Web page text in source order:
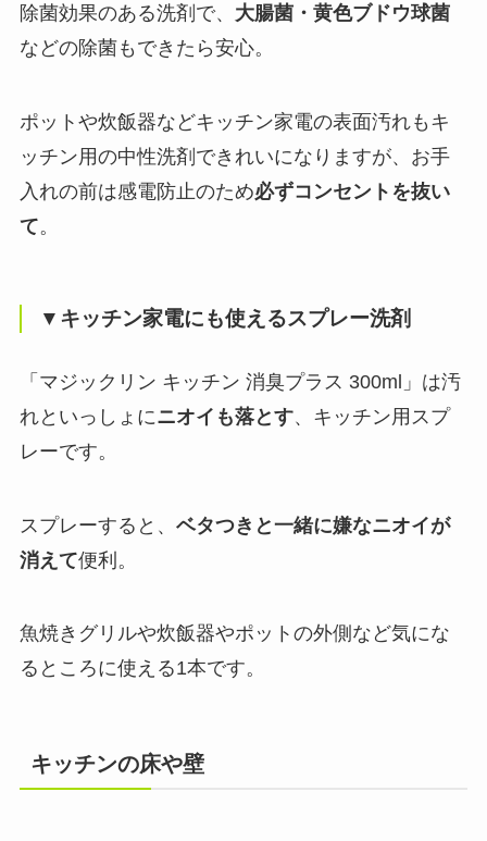
除菌効果のある洗剤で、 大腸菌・黄色ブドウ球菌
などの除菌もできたら安心。
ポットや炊飯器などキッチン家電の表面汚れもキ
ッチン用の中性洗剤できれいになりますが、お手
入れの前は感電防止のため必ずコンセントを抜い
て。
▼キッチン家電にも使えるスプレー洗剤
「マジックリン キッチン 消臭プラス 300ml」は汚
れといっしょにニオイも落とす、キッチン用スプ
レーです。
スプレーすると、 ベタつきと一緒に嫌なニオイが
消えて便利。
魚焼きグリルや炊飯器やポットの外側など気にな
るところに使える1本です。
キッチンの床や壁